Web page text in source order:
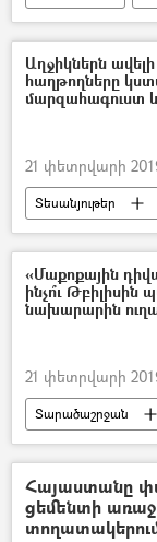
Աղջիկներն
հաղթողները
մարզահագուստ
21 փետրվարի
Տեսանյութեր
«Մաքոքային
ինչո՞ւ
նախարարին
21 փետրվարի
Տարածաշրջան
Վրաստանի
ՀՀ
Հայաստանը
ցեմենտի